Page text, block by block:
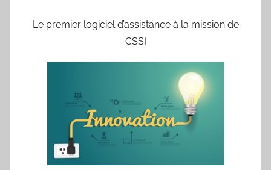
Le premier logiciel d’assistance à la mission de
CSSI